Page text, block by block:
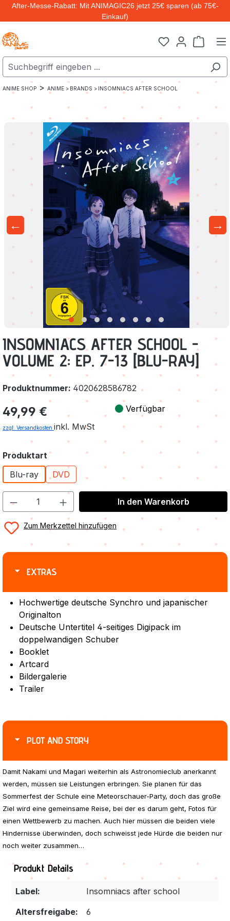
Zum Hauptinhalt springen
After-Messe-Rabatt: Mit ANIMAGIC26 jetzt 25€ sparen (ab 75€-
Einkauf)
ANIME SHOP > ANIME > BRANDS > INSOMNIACS AFTER SCHOOL
← →
INSOMNIACS AFTER SCHOOL -
VOLUME 2: EP. 7-13 [BLU-RAY]
Produktnummer: 4020628586782
Regulärer Preis:
49,99 €
zzgl. Versandkosten inkl. MwSt
Verfügbar
Produktartauswählen
Blu-ray
DVD
In den Warenkorb
Zum Merkzettel hinzufügen
EXTRAS
Hochwertige deutsche Synchro und japanischer
Originalton
Deutsche Untertitel 4-seitiges Digipack im
doppelwandigen Schuber
Booklet
Artcard
Bildergalerie
Trailer
PLOT AND STORY
Damit Nakami und Magari weiterhin als Astronomieclub anerkannt
werden, müssen sie Leistungen erbringen. Sie planen für das
Sommerfest der Schule eine Meteorschauer-Party, doch das große
Ziel wird eine gemeinsame Reise, bei der es darum geht, Fotos für
einen Wettbewerb zu machen. Auch hier müssen die beiden viele
Hindernisse überwinden, doch schweisst jede Hürde die beiden nur
noch weiter zusammen…
Produkt Details
Label:
Insomniacs after school
Altersfreigabe:
6